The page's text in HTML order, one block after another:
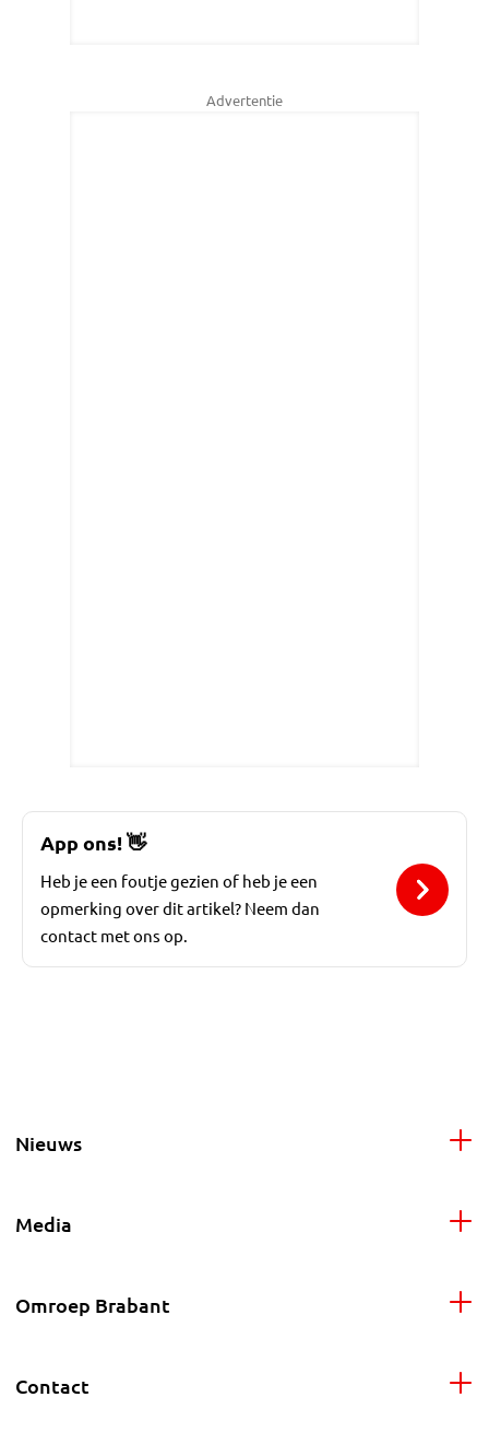
Advertentie
App ons!👋
Heb je een foutje gezien of heb je een
opmerking over dit artikel? Neem dan
contact met ons op.
Nieuws
Media
Omroep Brabant
Contact